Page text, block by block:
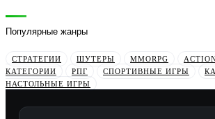
Популярные жанры
СТРАТЕГИИ ШУТЕРЫ MMORPG
КАТЕГОРИИ
РПГ СПОРТИВНЫЕ ИГРЫ
НАСТОЛЬНЫЕ ИГРЫ